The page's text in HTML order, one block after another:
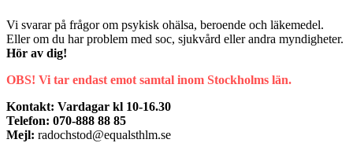
Vi svarar på frågor om psykisk ohälsa, beroende och läkemedel.
Eller om du har problem med soc, sjukvård eller andra myndigheter.
Hör av dig!
OBS! Vi tar endast emot samtal inom Stockholms län.
Kontakt: Vardagar kl 10-16.30
Telefon: 070-888 88 85
Mejl: radochstod@equalsthlm.se